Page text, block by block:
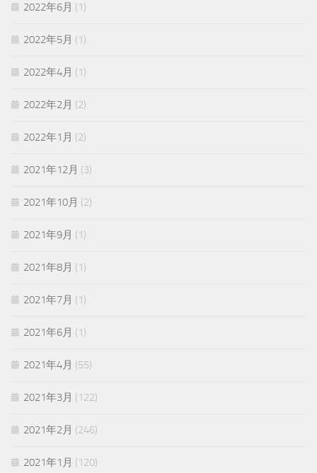
2022年6月 (1)
2022年5月 (1)
2022年4月 (1)
2022年2月 (2)
2022年1月 (2)
2021年12月 (3)
2021年10月 (2)
2021年9月 (1)
2021年8月 (1)
2021年7月 (1)
2021年6月 (1)
2021年4月 (55)
2021年3月 (122)
2021年2月 (246)
2021年1月 (120)